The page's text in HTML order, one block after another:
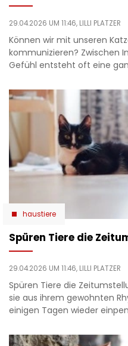
29.04.2026 UM 11:46, LILLI PLATZER
Können wir mit unseren
kommunizieren? Zwischen
Gefühl entsteht oft eine
haustiere
Spüren Tiere die
29.04.2026 UM 11:46, LILLI PLATZER
Spüren Tiere die
sie aus ihrem gewohnten
einigen Tagen wieder